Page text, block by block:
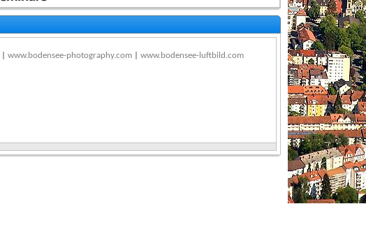
www.bodensee-photography.com www.bodensee-luftbild.com